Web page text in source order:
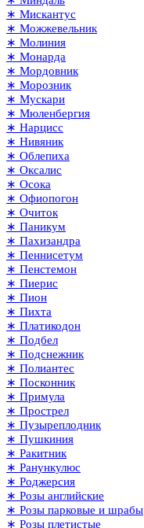
∗ Мискантус
∗ Можжевельник
∗ Молиния
∗ Монарда
∗ Мордовник
∗ Морозник
∗ Мускари
∗ Мюленбергия
∗ Нарцисс
∗ Нивяник
∗ Облепиха
∗ Оксалис
∗ Осока
∗ Офиопогон
∗ Очиток
∗ Паникум
∗ Пахизандра
∗ Пеннисетум
∗ Пенстемон
∗ Пиерис
∗ Пион
∗ Пихта
∗ Платикодон
∗ Подбел
∗ Подснежник
∗ Полиантес
∗ Посконник
∗ Примула
∗ Прострел
∗ Пузыреплодник
∗ Пушкиния
∗ Ракитник
∗ Ранункулюс
∗ Роджерсия
∗ Розы английские
∗ Розы парковые и шрабы
∗ Розы плетистые